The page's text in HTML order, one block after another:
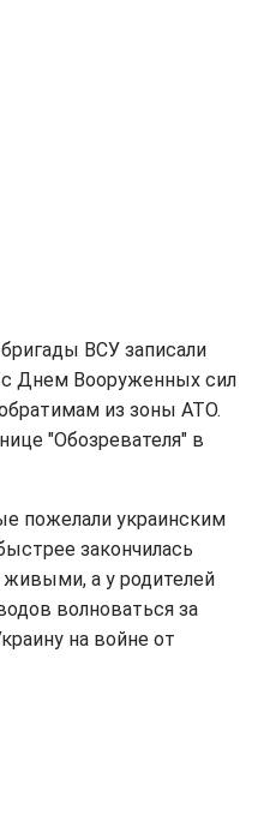
ВСУ записали
с Днем Вооруженных сил
из зоны АТО.
"Обозревателя" в
пожелали украинским
закончилась
а у родителей
волноваться за
на войне от